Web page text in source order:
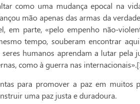
como uma mudança epocal na
mão apenas das armas da
em parte, «pelo empenho não-
tempo, souberam encontrar
humanos aprendam a lutar pela
como à guerra nas
para promover a paz em muitos
uma paz justa e duradoura.